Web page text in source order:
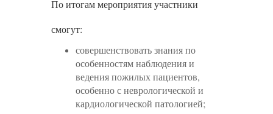
По итогам мероприятия участники
смогут:
совершенствовать знания по
особенностям наблюдения и
ведения пожилых пациентов,
особенно с неврологической и
кардиологической патологией;